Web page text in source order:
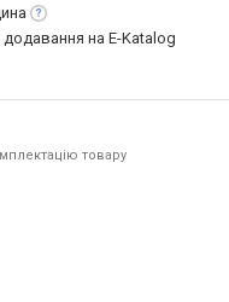
на E-Katalog
товару